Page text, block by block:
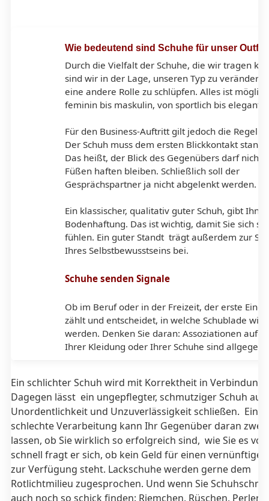
Wie bedeutend sind Schuhe für unser
Durch die Vielfalt der Schuhe, die wir tragen
sind wir in der Lage, unseren Typ zu verändern
eine andere Rolle zu schlüpfen. Alles ist
feminin bis maskulin, von sportlich bis elegant.
Für den Business-Auftritt gilt jedoch die Regel:
Der Schuh muss dem ersten Blickkontakt
Das heißt, der Blick des Gegenübers darf nicht
Füßen haften bleiben. Schließlich soll der
Gesprächspartner ja nicht abgelenkt werden.
Ein klassischer, qualitativ guter Schuh, gibt
Bodenhaftung. Das ist wichtig, damit Sie sich
fühlen. Ein guter Standt trägt außerdem zur
Ihres Selbstbewusstseins bei.
Schuhe senden Signale
Ob im Beruf oder in der Freizeit, der erste
zählt und entscheidet, in welche Schublade wir
werden. Denken Sie daran: Assoziationen
Ihrer Kleidung oder Ihrer Schuhe sind
Ein schlichter Schuh wird mit Korrektheit in Verbindung
Dagegen lässt ein ungepflegter, schmutziger Schuh auf
Unordentlichkeit und Unzuverlässigkeit schließen. Eine
schlechte Verarbeitung kann Ihr Gegenüber daran
lassen, ob Sie wirklich so erfolgreich sind, wie Sie es
schnell fragt er sich, ob kein Geld für einen vernünftigen
zur Verfügung steht. Lackschuhe werden gerne dem
Rotlichtmilieu zugesprochen. Und wenn Sie
auch noch so schick finden: Riemchen, Rüschen, Perlen,